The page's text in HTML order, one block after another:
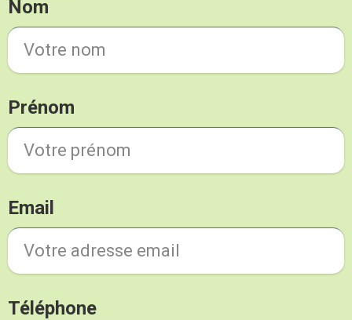
Nom
Prénom
Email
Téléphone